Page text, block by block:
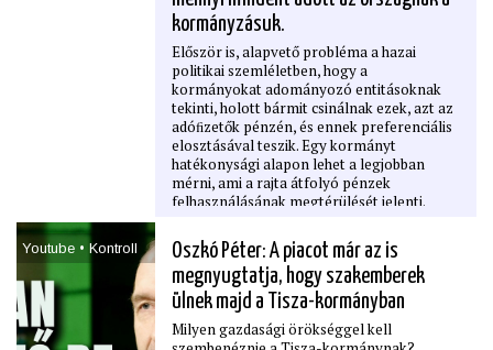
kormányzásuk.
Először is, alapvető probléma a hazai
politikai szemléletben, hogy a
kormányokat adományozó entitásoknak
tekinti, holott bármit csinálnak ezek, azt az
adóﬁzetők pénzén, és ennek preferenciális
elosztásával teszik. Egy kormányt
hatékonysági alapon lehet a legjobban
mérni, ami a rajta átfolyó pénzek
felhasználásának megtérülését jelenti.
Youtube • Kontroll
Oszkó Péter: A piacot már az is
megnyugtatja, hogy szakemberek
ülnek majd a Tisza-kormányban
Milyen gazdasági örökséggel kell